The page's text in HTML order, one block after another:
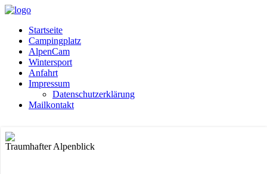
Startseite
Campingplatz
AlpenCam
Wintersport
Anfahrt
Impressum
Datenschutzerklärung
Mailkontakt
Traumhafter Alpenblick